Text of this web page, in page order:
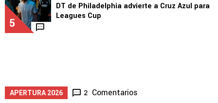
5
DT de Philadelphia advierte a Cruz Azul para
Leagues Cup
APERTURA 2026 2 Comentarios